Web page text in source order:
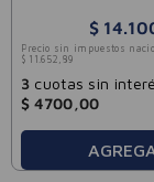
$ 14.
Precio sin impuestos
$ 11 .652 89
3cuotas sin
$ 4700 00